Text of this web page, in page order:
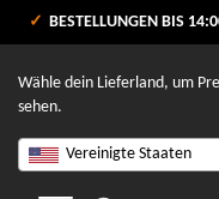
VERSANDKOSTENFREI
BESTELLUNGEN BIS 14:00
Wähle dein Lieferland, um
sehen.
Vereinigte Staaten